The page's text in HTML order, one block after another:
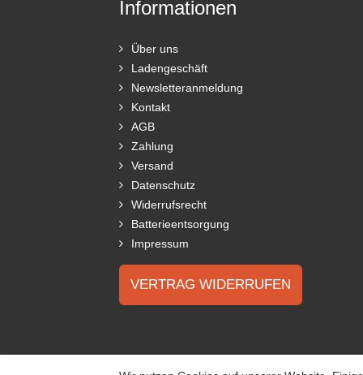
Informationen
Über uns
Ladengeschäft
Newsletteranmeldung
Kontakt
AGB
Zahlung
Versand
Datenschutz
Widerrufsrecht
Batterieentsorgung
Impressum
VERTRAG WIDERRUFEN